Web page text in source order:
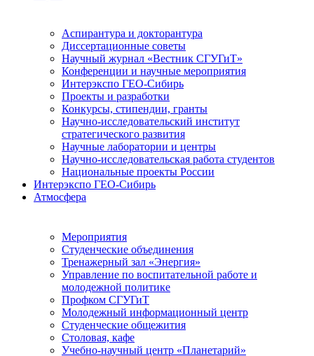
Аспирантура и докторантура
Диссертационные советы
Научный журнал «Вестник СГУГиТ»
Конференции и научные мероприятия
Интерэкспо ГЕО-Сибирь
Проекты и разработки
Конкурсы, стипендии, гранты
Научно-исследовательский институт
стратегического развития
Научные лаборатории и центры
Научно-исследовательская работа студентов
Национальные проекты России
Интерэкспо ГЕО-Сибирь
Атмосфера
Мероприятия
Студенческие объединения
Тренажерный зал «Энергия»
Управление по воспитательной работе и
молодежной политике
Профком СГУГиТ
Молодежный информационный центр
Студенческие общежития
Столовая, кафе
Учебно-научный центр «Планетарий»